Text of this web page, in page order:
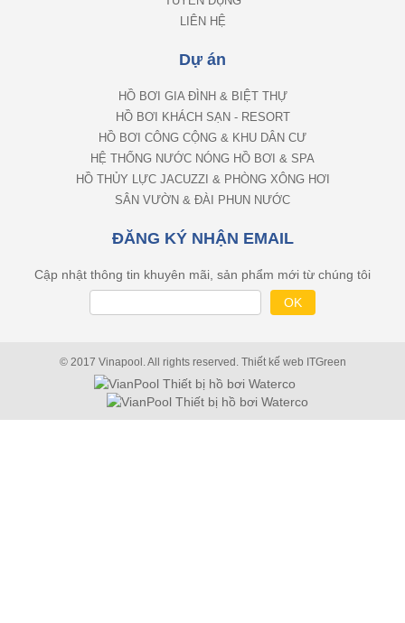
LIÊN HỆ
Dự án
HỒ BƠI GIA ĐÌNH & BIỆT THỰ
HỒ BƠI KHÁCH SẠN - RESORT
HỒ BƠI CÔNG CỘNG & KHU DÂN CƯ
HỆ THỐNG NƯỚC NÓNG HỒ BƠI & SPA
HỒ THỦY LỰC JACUZZI & PHÒNG XÔNG HƠI
SÂN VƯỜN & ĐÀI PHUN NƯỚC
ĐĂNG KÝ NHẬN EMAIL
Cập nhật thông tin khuyên mãi, sản phẩm mới từ chúng tôi
© 2017 Vinapool. All rights reserved. Thiết kế web ITGreen